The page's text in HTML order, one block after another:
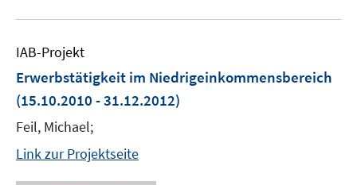
IAB-Projekt
Erwerbstätigkeit im Niedrigeinkommensbereich
(15.10.2010 - 31.12.2012)
Feil, Michael;
Link zur Projektseite